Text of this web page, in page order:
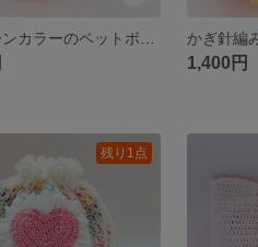
1,400円
残り1点